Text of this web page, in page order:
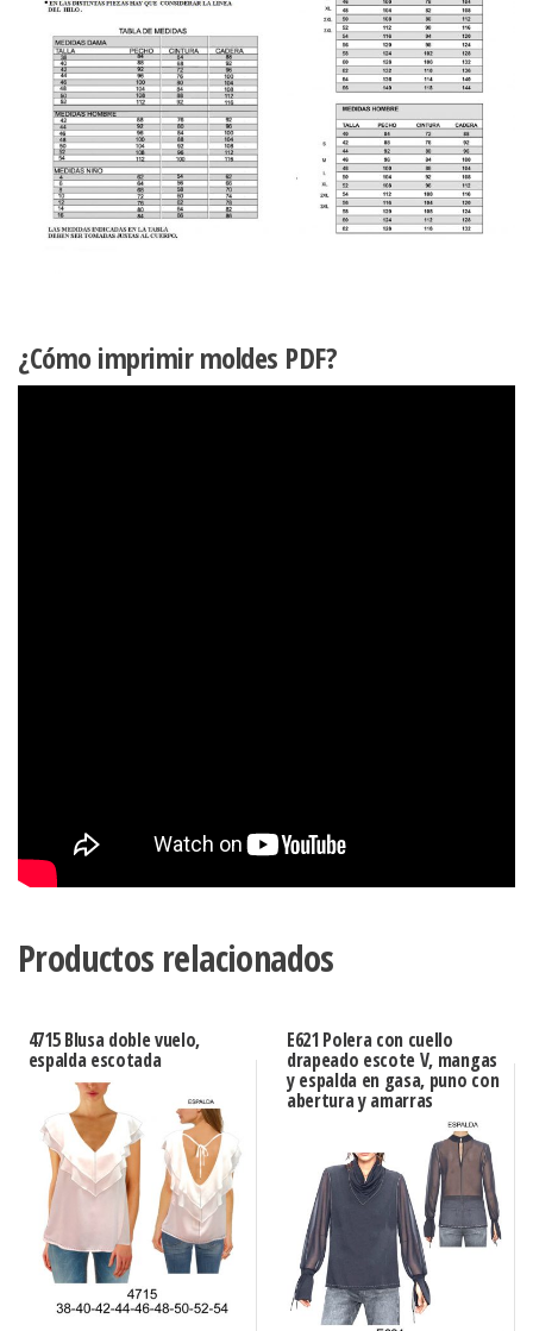
¿Cómo imprimir moldes PDF?
Productos relacionados
4715 Blusa doble vuelo,
espalda escotada
E621 Polera con cuello
drapeado escote V, mangas
y espalda en gasa, puno con
abertura y amarras